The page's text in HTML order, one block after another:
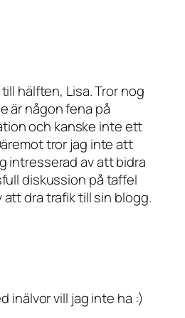
hälften, Lisa. Tror nog
är någon fena på
och kanske inte ett
tror jag inte att
intresserad av att bidra
diskussion på taffel
dra trafik till sin blogg.
inälvor vill jag inte ha :)